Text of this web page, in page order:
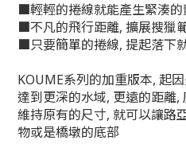
■輕輕的捲線就能產生緊湊的
■不凡的飛行距離, 擴展搜獵
■只要簡單的捲線, 提起落下
KOUME系列的加重版本, 起
達到更深的水域, 更遠的距離
維持原有的尺寸, 就可以讓路
物或是橋墩的底部